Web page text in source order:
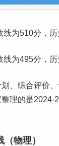
线为510分，历
为495分，历
、综合评价
理的是
物理）